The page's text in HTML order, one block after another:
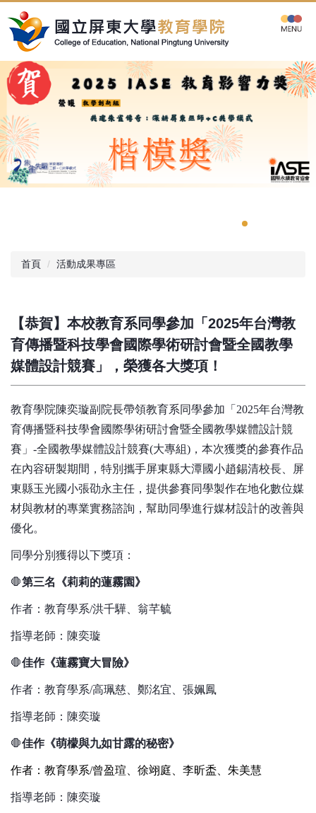
到
主
內
容
區
首頁 活動成果專區
【恭賀】本校教育系同學參加「2025年台灣教
育傳播暨科技學會國際學術研討會暨全國教學
媒體設計競賽」，榮獲各大獎項！
教育學院陳奕璇副院長帶領教育系同學參加「2025年台灣教
育傳播暨科技學會國際學術研討會暨全國教學媒體設計競
賽」-全國教學媒體設計競賽(大專組)，本次獲獎的參賽作品
在內容研製期間，特別攜手屏東縣大潭國小趙錫清校長、屏
東縣玉光國小張劭永主任，提供參賽同學製作在地化數位媒
材與教材的專業實務諮詢，幫助同學進行媒材設計的改善與
優化。
同學分別獲得以下獎項：
🛑第三名《莉莉的蓮霧園》
作者：教育學系/洪千驊、翁芊毓
指導老師：陳奕璇
🛑佳作《蓮霧寶大冒險》
作者：教育學系/高珮慈、鄭洺宜、張姵鳳
指導老師：陳奕璇
🛑佳作《萌檬與九如甘露的秘密》
作者：教育學系/曾盈瑄、徐翊庭、李昕盉、朱美慧
指導老師：陳奕璇